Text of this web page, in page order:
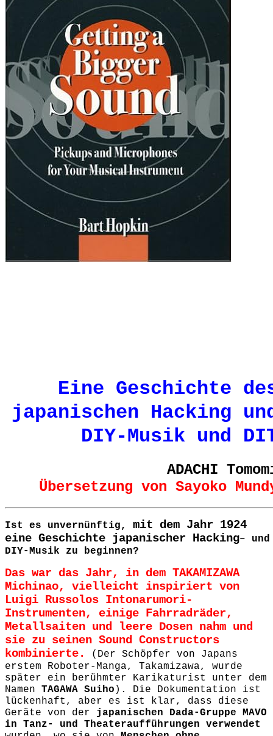
Eine Geschichte
japanischen Hacking
DIY-Musik und
ADACHI
Übersetzung von Sayoko
Ist es unvernünftig, mit dem Jahr 1924
eine Geschichte japanischer Hacking– und
DIY-Musik zu beginnen?
Das war das Jahr, in dem TAKAMIZAWA
Michinao, vielleicht inspiriert von
Luigi Russolos Intonarumori-
Instrumenten, einige Fahrradräder,
Metallsaiten und leere Dosen nahm und
sie zu seinen Sound Constructors
kombinierte.
(Der Schöpfer von Japans
erstem Roboter-Manga, Takamizawa, wurde
später ein berühmter Karikaturist unter dem
Namen TAGAWA Suiho ). Die Dokumentation ist
lückenhaft, aber es ist klar, dass diese
Geräte von der japanischen Dada-Gruppe MAVO
in Tanz- und Theateraufführungen verwendet